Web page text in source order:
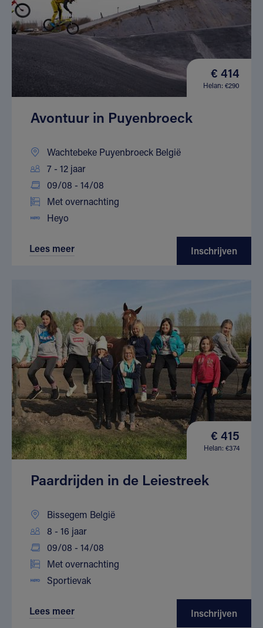
€ 414
Helan: €290
Avontuur in Puyenbroeck
Wachtebeke Puyenbroeck België
7 - 12 jaar
09/08 - 14/08
Met overnachting
Heyo
Lees meer Inschrijven
€ 415
Helan: €374
Paardrijden in de Leiestreek
Bissegem België
8 - 16 jaar
09/08 - 14/08
Met overnachting
Sportievak
Lees meer Inschrijven